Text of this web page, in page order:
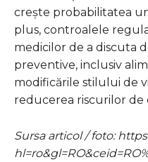
crește probabilitatea
plus, controalele
medicilor de a discuta
preventive, inclusiv
modificările stilului de
reducerea riscurilor de
Sursa articol / foto: